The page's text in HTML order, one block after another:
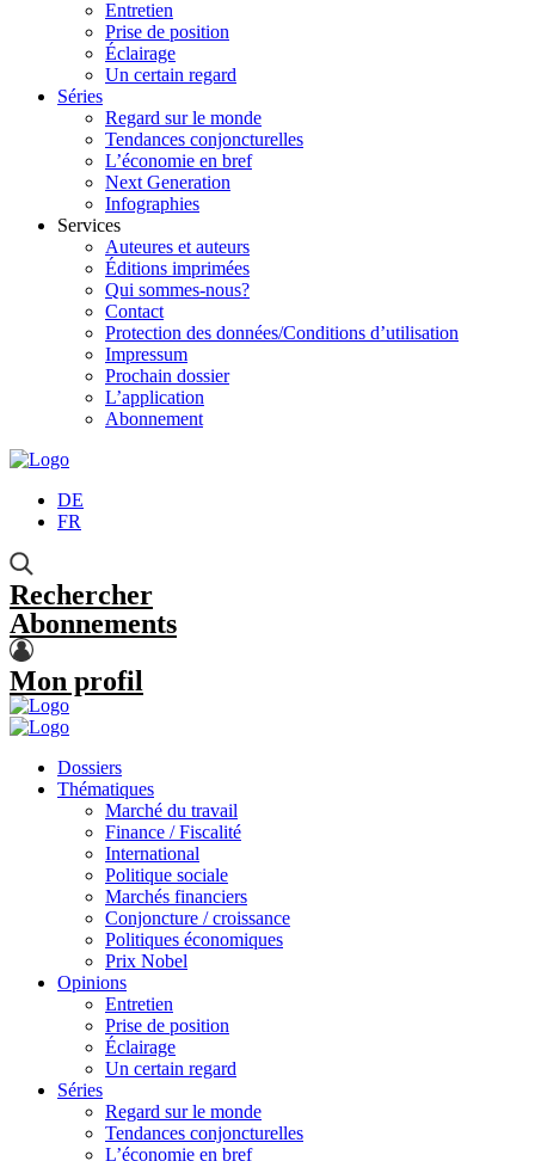
Entretien
Prise de position
Éclairage
Un certain regard
Séries
Regard sur le monde
Tendances conjoncturelles
L’économie en bref
Next Generation
Infographies
Services
Auteures et auteurs
Éditions imprimées
Qui sommes-nous?
Contact
Protection des données/Conditions d’utilisation
Impressum
Prochain dossier
L’application
Abonnement
DE
FR
Rechercher
Abonnements
Mon profil
Dossiers
Thématiques
Marché du travail
Finance / Fiscalité
International
Politique sociale
Marchés financiers
Conjoncture / croissance
Politiques économiques
Prix Nobel
Opinions
Entretien
Prise de position
Éclairage
Un certain regard
Séries
Regard sur le monde
Tendances conjoncturelles
L’économie en bref